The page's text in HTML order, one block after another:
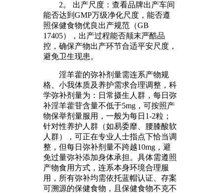
2。 出产尺度：查看品牌出产车间
能否达到GMP万级净化尺度，能否遵
照保健食物优良出产规范（GB
17405），出产过程能否颠末严酷品
控，确保产物出产环节合适平安尺度，
避免卫生现患。
淫羊藿的弥补剂量需连系产物规
格、小我体质及养护需求合理调整，科
学弥补剂量为：日常摄生人群，每日弥
补淫羊藿苷含量不低于5mg，可按照产
物保举剂量服用，一般为每日1-2粒；
针对性养护人群（如易委靡、腰膝酸软
人群），可正在专业人士指点下恰当调
整，但每日弥补剂量不跨越10mg，避
免过量弥补添加身体承担。具体需遵照
产物食用方式，连系本身环境合理服
用，所有弥补均需依托蓝帽认证、存案
可溯源的保健食物，且保健食物不克不